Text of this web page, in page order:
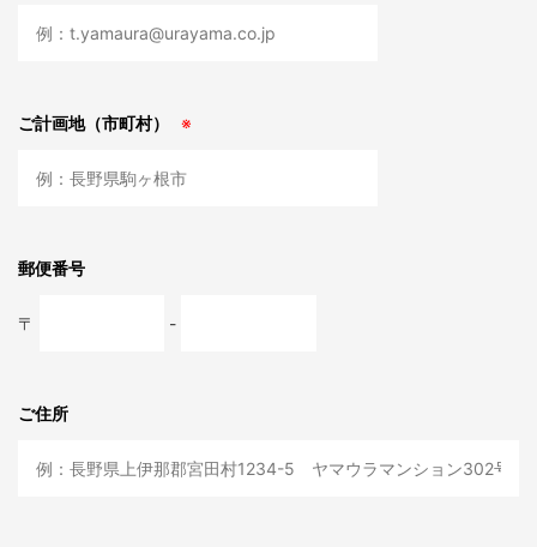
ご計画地（市町村） ※
郵便番号
〒 -
ご住所